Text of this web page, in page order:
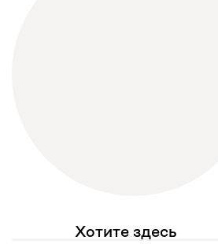
Хотите здесь